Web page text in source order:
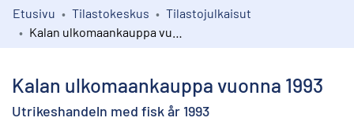
Kokoelmat
Etusivu Tilastokeskus
Tilastojulkaisut
Kalan ulkomaankauppa vuonna 1993
Utrikeshandeln med fisk år 1993